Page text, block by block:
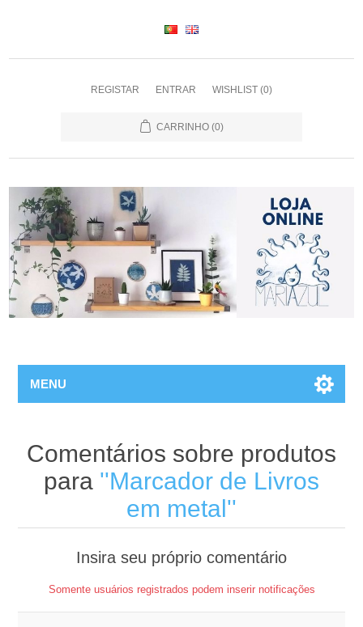
REGISTAR ENTRAR WISHLIST (0)
CARRINHO (0)
MENU
Comentários sobre produtos
para
Marcador de Livros
em metal
Insira seu próprio comentário
Somente usuários registrados podem inserir notificações